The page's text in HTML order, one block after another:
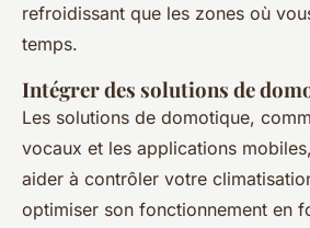
refroidissant que les zones où
temps.
Intégrer des solutions de
Les solutions de domotique,
vocaux et les applications
aider à contrôler votre
optimiser son fonctionnement en